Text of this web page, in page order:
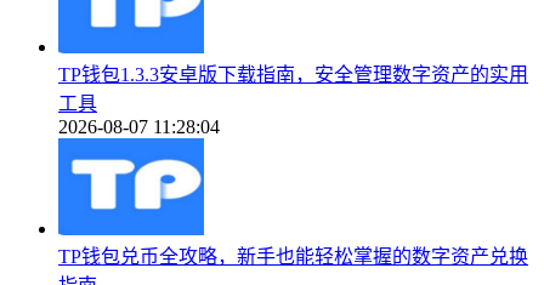
TP钱包1.3.3安卓版下载指南，安全管理数字资产的实用
工具
2026-08-07 11:28:04
TP钱包兑币全攻略，新手也能轻松掌握的数字资产兑换